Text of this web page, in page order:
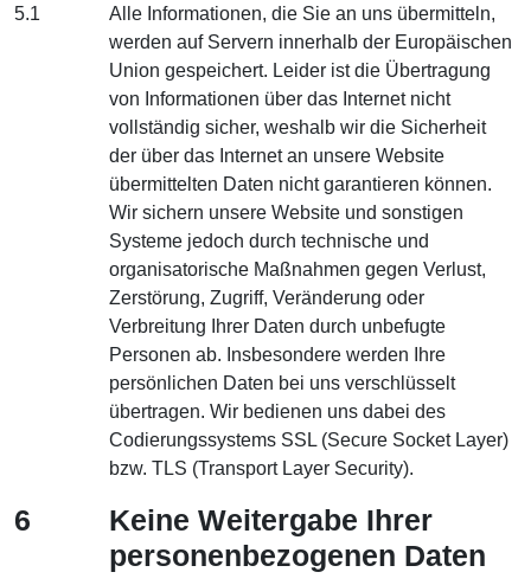
5.1
Alle Informationen, die Sie an uns übermitteln,
werden auf Servern innerhalb der Europäischen
Union gespeichert. Leider ist die Übertragung
von Informationen über das Internet nicht
vollständig sicher, weshalb wir die Sicherheit
der über das Internet an unsere Website
übermittelten Daten nicht garantieren können.
Wir sichern unsere Website und sonstigen
Systeme jedoch durch technische und
organisatorische Maßnahmen gegen Verlust,
Zerstörung, Zugriff, Veränderung oder
Verbreitung Ihrer Daten durch unbefugte
Personen ab. Insbesondere werden Ihre
persönlichen Daten bei uns verschlüsselt
übertragen. Wir bedienen uns dabei des
Codierungssystems SSL (Secure Socket Layer)
bzw. TLS (Transport Layer Security).
6
Keine Weitergabe Ihrer
personenbezogenen Daten